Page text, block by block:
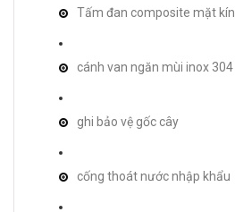
Tấm đan composite mặt kín
cánh van ngăn mùi inox 304
ghi bảo vệ gốc cây
cống thoát nước nhập khẩu